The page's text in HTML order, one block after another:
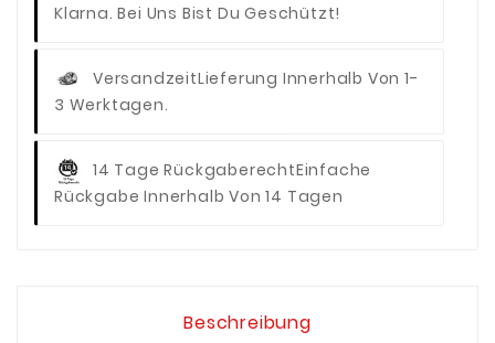
Klarna. Bei Uns Bist Du Geschützt!
VersandzeitLieferung Innerhalb Von 1-
3 Werktagen.
14 Tage RückgaberechtEinfache
Rückgabe Innerhalb Von 14 Tagen
Beschreibung